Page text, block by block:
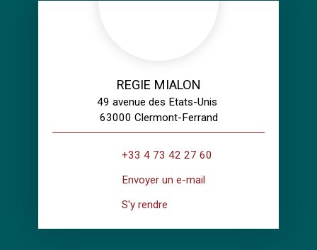
REGIE MIALON
49 avenue des Etats-Unis
63000 Clermont-Ferrand
+33 4 73 42 27 60
Envoyer un e-mail
S'y rendre